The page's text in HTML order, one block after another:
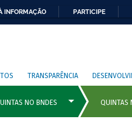
INFORMAÇÃO PARTICIPE
TRANSPARÊNCIA